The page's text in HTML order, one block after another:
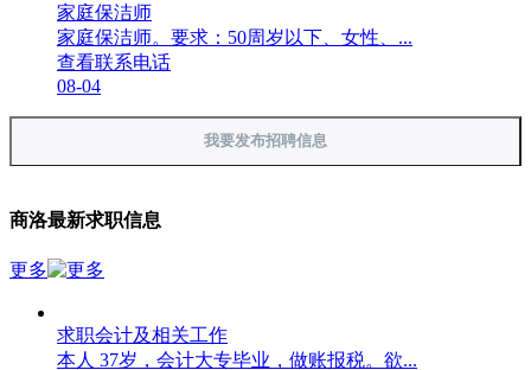
家庭保洁师
家庭保洁师。要求：50周岁以下、女性、...
查看联系电话
08-04
我要发布招聘信息
商洛最新求职信息
更多
求职会计及相关工作
本人 37岁，会计大专毕业，做账报税。欲...